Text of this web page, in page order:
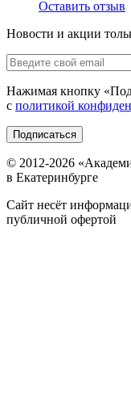
Оставить отзыв
Новости и акции
Нажимая кнопку «
с политикой
Подписаться
© 2012-2026
в Екатеринбурге
Сайт несёт
публичной офертой